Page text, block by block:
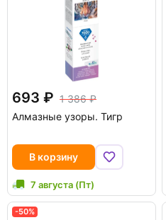
693
1 386
Алмазные узоры. Тигр
В корзину
7 августа (Пт)
-50%